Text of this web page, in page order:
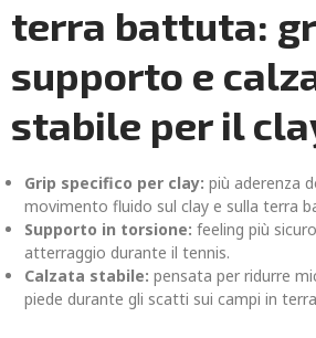
terra battuta:
supporto e
stabile per il
Grip specifico per clay: più aderenza
movimento fluido sul clay e sulla terra
Supporto in torsione: feeling più
atterraggio durante il tennis.
Calzata stabile: pensata per ridurre
piede durante gli scatti sui campi in